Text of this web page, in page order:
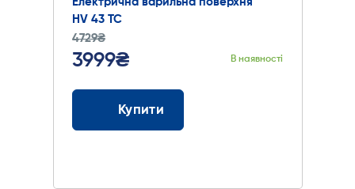
HV 43 TC
4729₴
3999₴ В наявності
Купити